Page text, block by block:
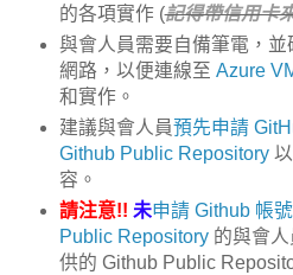
的各項實作 (記得帶信用卡
與會人員需要自備筆電，
網路，以便連線至 Azure
和實作。
建議與會人員預先申請
Github Public Repository以
容。
請注意!! 未申請 Github 帳號
Public Repository的與會人
供的 Github Public